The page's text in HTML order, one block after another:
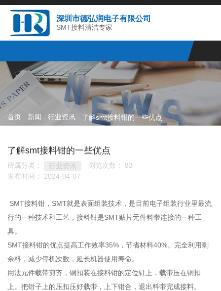
深圳市德弘润电子有限公司
SMT接料清洁专家
首页 - 新闻 - 行业资讯 - 了解smt接料钳的一些优点
了解smt接料钳的一些优点
所属分类： 行业资讯 浏览次数： 83
发布时间： 2024-04-07
SMT接料钳，SMT就是表面组装技术，是目前电子组装行业里最流
行的一种技术和工艺，接料钳是SMT贴片元件料带连接的一种工
具。
SMT接料钳的优点提高工作效率35%，节省材料40%。完全利用剩
余料，减少停机次数，延长机器使用寿命。
用法元件载带剪齐，铜扣装在接料钳的定位针上，载带压在铜扣
上。把钳子上的压扣压好载带，上下钳合，退出料带完成接料。